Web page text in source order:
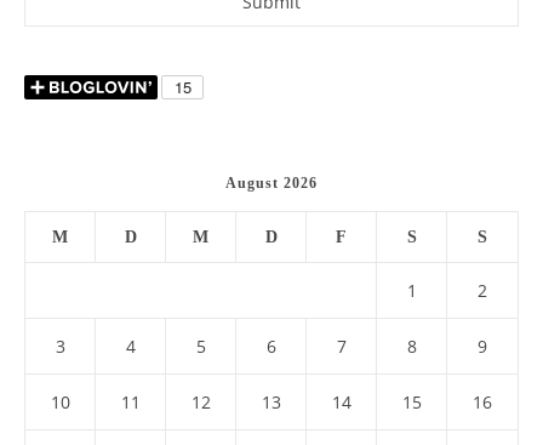
August 2026
M D M D F S S
1 2
3 4 5 6 7 8 9
10 11 12 13 14 15 16